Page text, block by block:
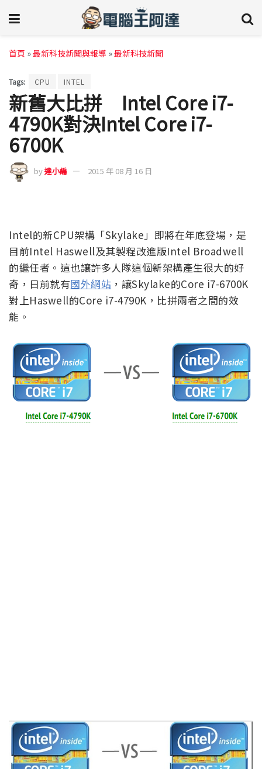
首頁 »最新科技新聞與報導 »最新科技新聞
Tags: CPU INTEL
新舊大比拼 Intel Core i7-
4790K對決Intel Core i7-
6700K
by達小編 2015 年 08 月 16 日
Intel的新CPU架構「Skylake」即將在年底登場，是
目前Intel Haswell及其製程改進版Intel Broadwell
的繼任者。這也讓許多人隊這個新架構產生很大的好
奇，日前就有國外網站 ，讓Skylake的Core i7-6700K
對上Haswell的Core i7-4790K，比拼兩者之間的效
能。